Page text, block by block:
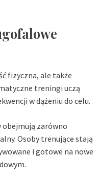
fizyczna, ale także
treningi uczą
w dążeniu do celu.
obejmują zarówno
Osoby trenujące stają
i gotowe na nowe